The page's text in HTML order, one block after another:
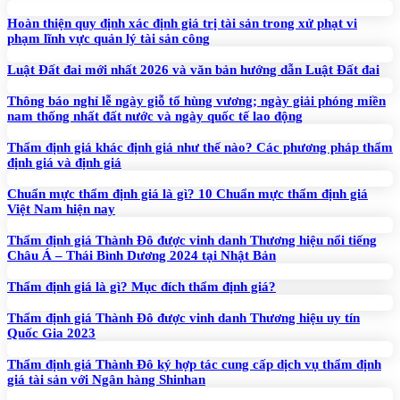
Hoàn thiện quy định xác định giá trị tài sản trong xử phạt vi
phạm lĩnh vực quản lý tài sản công
Luật Đất đai mới nhất 2026 và văn bản hướng dẫn Luật Đất đai
Thông báo nghỉ lễ ngày giỗ tổ hùng vương; ngày giải phóng miền
nam thống nhất đất nước và ngày quốc tế lao động
Thẩm định giá khác định giá như thế nào? Các phương pháp thẩm
định giá và định giá
Chuẩn mực thẩm định giá là gì? 10 Chuẩn mực thẩm định giá
Việt Nam hiện nay
Thẩm định giá Thành Đô được vinh danh Thương hiệu nổi tiếng
Châu Á – Thái Bình Dương 2024 tại Nhật Bản
Thẩm định giá là gì? Mục đích thẩm định giá?
Thẩm định giá Thành Đô được vinh danh Thương hiệu uy tín
Quốc Gia 2023
Thẩm định giá Thành Đô ký hợp tác cung cấp dịch vụ thẩm định
giá tài sản với Ngân hàng Shinhan